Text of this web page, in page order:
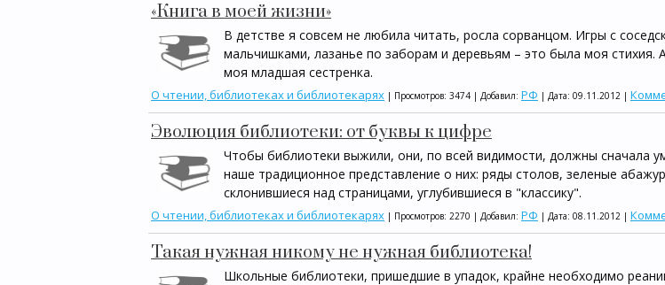
«Книга в моей жизни»
В детстве я совсем не любила читать, росла сорванцом. Игры с
мальчишками, лазанье по заборам и деревьям – это была моя стихия.
моя младшая сестренка.
О чтении, библиотеках и библиотекарях | Просмотров: 3474 | Добавил: РФ | Дата: 09.11.2012 |
Эволюция библиотеки: от буквы к цифре
Чтобы библиотеки выжили, они, по всей видимости, должны сначала
наше традиционное представление о них: ряды столов, зеленые
склонившиеся над страницами, углубившиеся в "классику".
О чтении, библиотеках и библиотекарях | Просмотров: 2270 | Добавил: РФ | Дата: 08.11.2012 |
Такая нужная никому не нужная библиотека!
Школьные библиотеки, пришедшие в упадок, крайне необходимо